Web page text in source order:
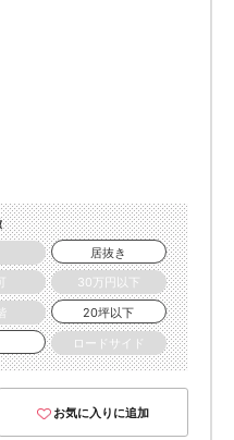
居抜き
30万円以下
20坪以下
ロードサイド
お気に入りに追加